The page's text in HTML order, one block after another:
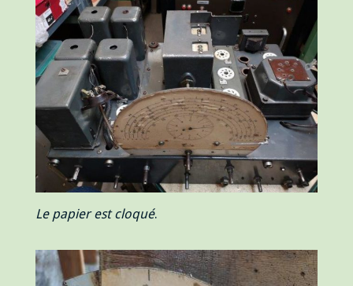
Le papier est cloqué.